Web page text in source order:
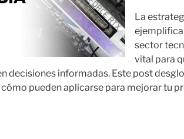
La
ejemplifica
sector
vital para
decisiones informadas. Este post
pueden aplicarse para mejorar tu